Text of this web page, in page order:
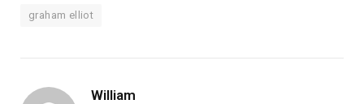
graham elliot
William